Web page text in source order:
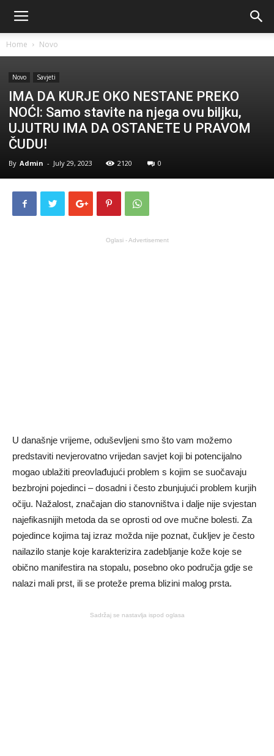
Home Novo
Novo Savjeti
IMA DA KURJE OKO NESTANE PREKO
NOĆI: Samo stavite na njega ovu biljku,
UJUTRU IMA DA OSTANETE U PRAVOM
ČUDU!
By Admin - July 29, 2023 2120 0
Oglasi - Advertisement
U današnje vrijeme, oduševljeni smo što vam možemo
predstaviti nevjerovatno vrijedan savjet koji bi potencijalno
mogao ublažiti preovlađujući problem s kojim se suočavaju
bezbrojni pojedinci – dosadni i često zbunjujući problem kurjih
očiju. Nažalost, značajan dio stanovništva i dalje nije svjestan
najefikasnijih metoda da se oprosti od ove mučne bolesti. Za
pojedince kojima taj izraz možda nije poznat, čukljev je često
nailazilo stanje koje karakterizira zadebljanje kože koje se
obično manifestira na stopalu, posebno oko područja gdje se
nalazi mali prst, ili se proteže prema blizini malog prsta.
Sadržaj se nastavlja ispod oglasa